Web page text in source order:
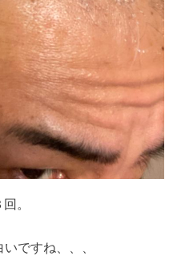
。
ですね、、、